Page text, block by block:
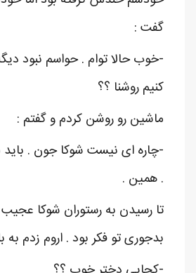
گفت :
-خوب حالا توام . حواسم نبود
کنیم روشنا ؟؟
ماشین رو روشن کردم و گفتم :
-چاره ای نیست شوکا جون .
. همین .
تا رسیدن به رستوران شوکا
بدجوری تو فکر بود . اروم زدم